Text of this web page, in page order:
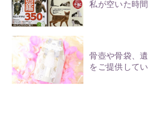
私が空いた時
骨壺や骨袋、
をご提供してい